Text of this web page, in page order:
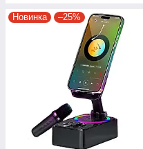
Новинка –25%